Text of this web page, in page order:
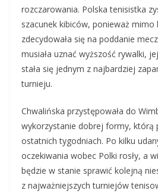
rozczarowania. Polska tenisistka
szacunek kibiców, ponieważ
zdecydowała się na poddanie
musiała uznać wyższość rywalki,
stała się jednym z najbardziej
turnieju.
Chwalińska przystępowała do
wykorzystanie dobrej formy, którą
ostatnich tygodniach. Po kilku
oczekiwania wobec Polki rosły, a
będzie w stanie sprawić kolejną
z najważniejszych turniejów